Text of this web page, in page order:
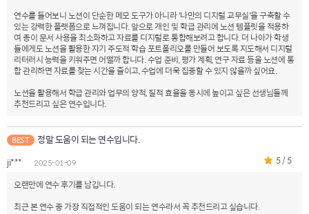
연수를 들어보니 노션이 단순한 메모 도구가 아니라 '나만의 디지털 교무실'을 구축할 수
있는 강력한 플랫폼으로 느껴집니다. 앞으로 개인 및 학급 관리에 노션 템플릿을 적용하
여 종이 문서 사용을 최소화하고 자료를 디지털로 통합해보려고 합니다. 더 나아가 학생
들에게도 노션을 활용한 자기 주도적 학습 포트폴리오를 만들어 보도록 지도해서 디지털
리터러시 능력을 키워주면 어떨까 합니다. 수업 준비, 평가 계획, 연구 자료 등을 노션에 통
합 관리하면 자료를 찾는 시간을 줄이고, 수업에 더욱 집중할 수 있지 않을까 싶어요.
노션을 활용해서 학급 관리와 업무의 양적, 질적 효율을 동시에 높이고 싶은 선생님들께
추천드리고 싶은 연수입니다.
BEST 정말 도움이 되는 연수입니다.
ji*** 2025-01-09
5 / 5
오랜만에 연수 후기를 남깁니다.
최근 본 연수 중 가장 직접적인 도움이 되는 연수라서 꼭 추천드리고 싶습니다.